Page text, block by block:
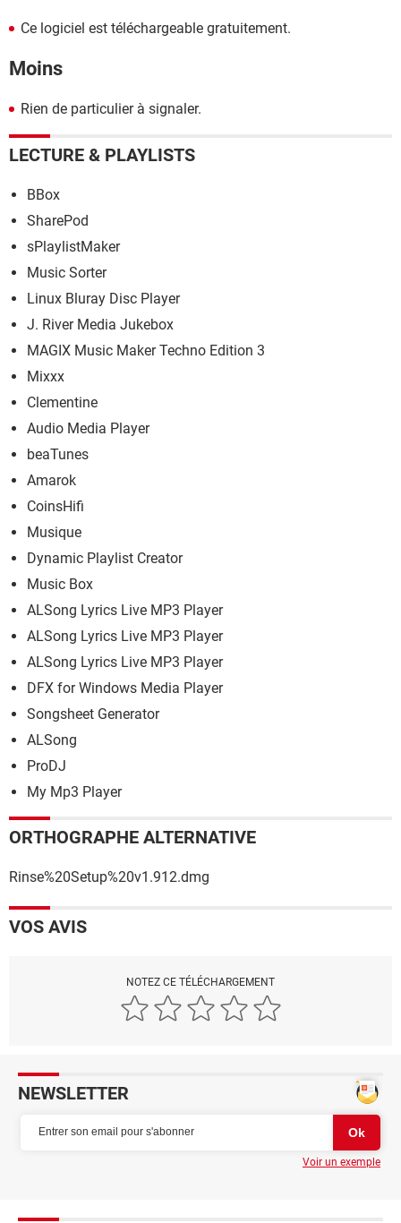
Ce logiciel est téléchargeable gratuitement.
Moins
Rien de particulier à signaler.
LECTURE & PLAYLISTS
BBox
SharePod
sPlaylistMaker
Music Sorter
Linux Bluray Disc Player
J. River Media Jukebox
MAGIX Music Maker Techno Edition 3
Mixxx
Clementine
Audio Media Player
beaTunes
Amarok
CoinsHifi
Musique
Dynamic Playlist Creator
Music Box
ALSong Lyrics Live MP3 Player
ALSong Lyrics Live MP3 Player
ALSong Lyrics Live MP3 Player
DFX for Windows Media Player
Songsheet Generator
ALSong
ProDJ
My Mp3 Player
ORTHOGRAPHE ALTERNATIVE
Rinse%20Setup%20v1.912.dmg
VOS AVIS
NOTEZ CE TÉLÉCHARGEMENT
NEWSLETTER
Voir un exemple